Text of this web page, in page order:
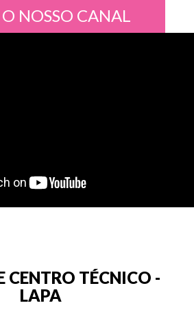
O NOSSO CANAL
CENTRO TÉCNICO -
LAPA